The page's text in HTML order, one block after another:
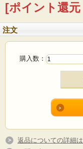
[ポイント還
注文
購入数：
返品についての詳細